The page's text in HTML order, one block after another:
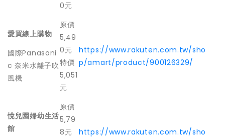
0元
愛買線上購物
國際Panasoni
c 奈米水離子吹
風機
原價
5,49
0元
特價
5,051
元
https://www.rakuten.com.tw/sho
p/amart/product/900126329/
悅兒園婦幼生活
館
原價
5,79
8元
https://www.rakuten.com.tw/sho